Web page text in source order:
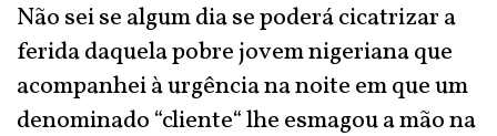
Não sei se algum dia se poderá cicatrizar a
ferida daquela pobre jovem nigeriana que
acompanhei à urgência na noite em que um
denominado “cliente“ lhe esmagou a mão na